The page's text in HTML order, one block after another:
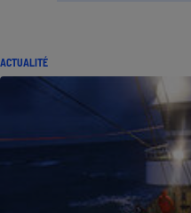
ACTUALITÉ